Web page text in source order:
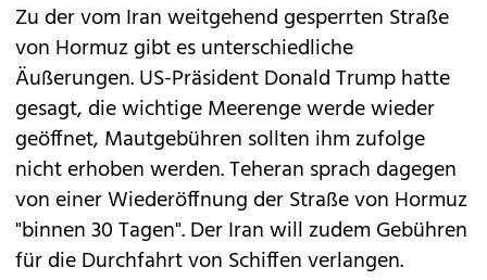
Zu der vom Iran weitgehend gesperrten Straße
von Hormuz gibt es unterschiedliche
Äußerungen. US-Präsident Donald Trump hatte
gesagt, die wichtige Meerenge werde wieder
geöffnet, Mautgebühren sollten ihm zufolge
nicht erhoben werden. Teheran sprach dagegen
von einer Wiederöffnung der Straße von Hormuz
"binnen 30 Tagen". Der Iran will zudem Gebühren
für die Durchfahrt von Schiffen verlangen.